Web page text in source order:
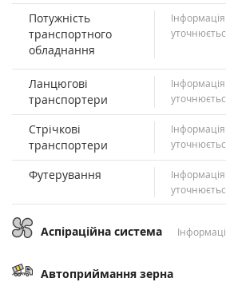
Потужність
транспортного
обладнання
Інформація
Ланцюгові
транспортери
Інформація
Стрічкові
транспортери
Інформація
Футерування
Інформація
Аспіраційна система
Автоприймання зерна